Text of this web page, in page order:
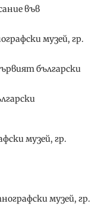
във
музей, гр.
български
музей, гр.
музей, гр.